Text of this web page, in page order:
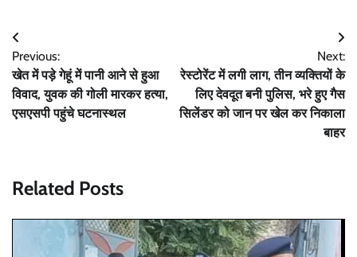
Post
navigation
Previous:
खेत में पड़े गेहूं में पानी आने से हुआ
विवाद, युवक की गोली मारकर हत्या,
एसएसपी पहुंचे घटनास्थल
Next:
रेस्टोरेंट में लगी लाग, तीन व्यक्तियों के
लिए देवदूत बनी पुलिस, भरे हुए गैस
सिलेंडर को जान पर खेल कर निकाला
बाहर
Related Posts